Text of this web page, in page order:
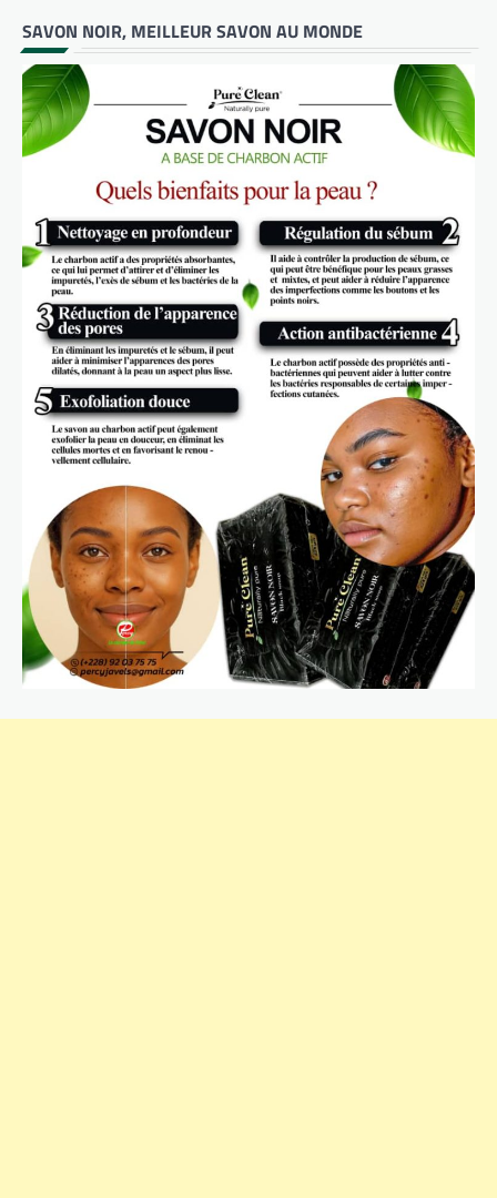
SAVON NOIR, MEILLEUR SAVON AU MONDE